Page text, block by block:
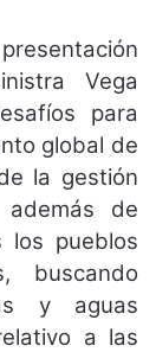
Vega
para
global de
la gestión
de
los pueblos
buscando
y aguas
a las